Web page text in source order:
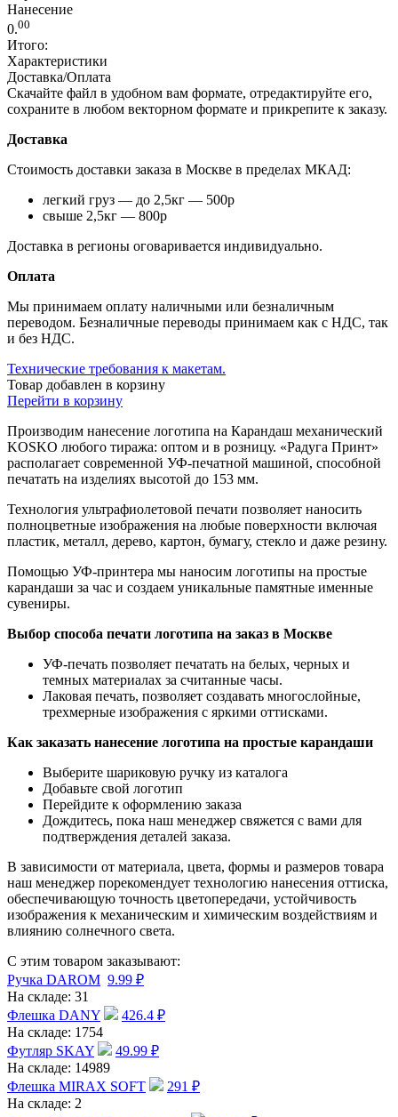
Нанесение
0.00
Итого:
Характеристики
Доставка/Оплата
Скачайте файл в удобном вам формате, отредактируйте его,
сохраните в любом векторном формате и прикрепите к заказу.
Доставка
Стоимость доставки заказа в Москве в пределах МКАД:
легкий груз — до 2,5кг — 500р
свыше 2,5кг — 800р
Доставка в регионы оговаривается индивидуально.
Оплата
Мы принимаем оплату наличными или безналичным
переводом. Безналичные переводы принимаем как с НДС, так
и без НДС.
Технические требования к макетам.
Товар добавлен в корзину
Перейти в корзину
Производим нанесение логотипа на Карандаш механический
KOSKO любого тиража: оптом и в розницу. «Радуга Принт»
располагает современной УФ-печатной машиной, способной
печатать на изделиях высотой до 153 мм.
Технология ультрафиолетовой печати позволяет наносить
полноцветные изображения на любые поверхности включая
пластик, металл, дерево, картон, бумагу, стекло и даже резину.
Помощью УФ-принтера мы наносим логотипы на простые
карандаши за час и создаем уникальные памятные именные
сувениры.
Выбор способа печати логотипа на заказ в Москве
УФ-печать позволяет печатать на белых, черных и
темных материалах за считанные часы.
Лаковая печать, позволяет создавать многослойные,
трехмерные изображения с яркими оттисками.
Как заказать нанесение логотипа на простые карандаши
Выберите шариковую ручку из каталога
Добавьте свой логотип
Перейдите к оформлению заказа
Дождитесь, пока наш менеджер свяжется с вами для
подтверждения деталей заказа.
В зависимости от материала, цвета, формы и размеров товара
наш менеджер порекомендует технологию нанесения оттиска,
обеспечивающую точность цветопередачи, устойчивость
изображения к механическим и химическим воздействиям и
влиянию солнечного света.
С этим товаром заказывают:
Ручка DAROM 9.99 ₽
На складе: 31
Флешка DANY
426.4 ₽
На складе: 1754
Футляр SKAY
49.99 ₽
На складе: 14989
Флешка MIRAX SOFT
291 ₽
На складе: 2